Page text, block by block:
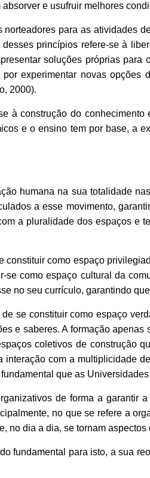
e usufruir melhores
norteadores para as atividades
desses princípios refere-se à
soluções próprias
experimentar novas opções
2000).
à construção do
e o ensino tem por base, a
humana na sua totalidade
a esse movimento,
a pluralidade dos espaços e
como espaço
como espaço cultural da
no seu currículo, garantindo
se constituir como espaço
e saberes. A formação
coletivos de construção
com a multiplicidade
que as
de forma a garantir
no que se refere a
no dia a dia, se tornam
fundamental para isto, a sua